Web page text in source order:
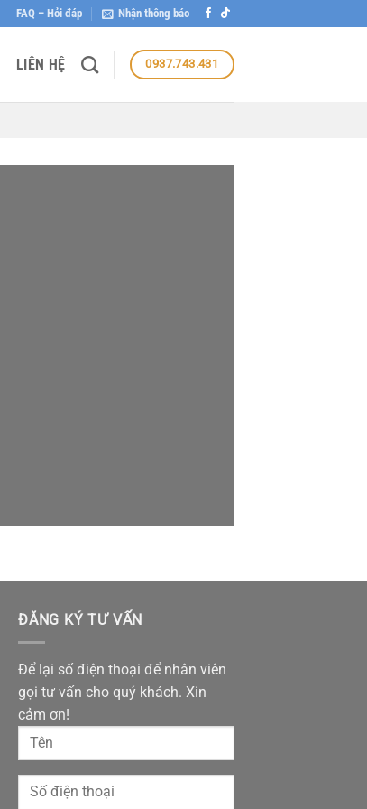
FAQ – Hỏi đáp Nhận thông báo
LIÊN HỆ 0937.743.431
ĐĂNG KÝ TƯ VẤN
Để lại số điện thoại để nhân viên
gọi tư vấn cho quý khách. Xin
cảm ơn!